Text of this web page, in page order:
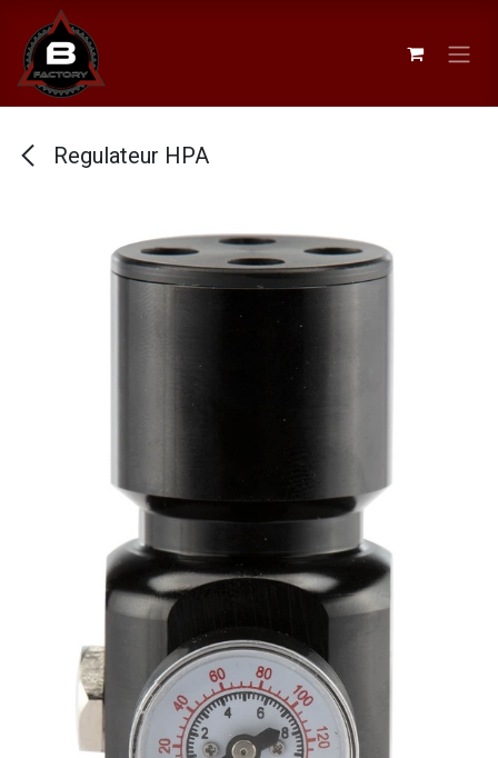
Se rendre au contenu
Regulateur HPA